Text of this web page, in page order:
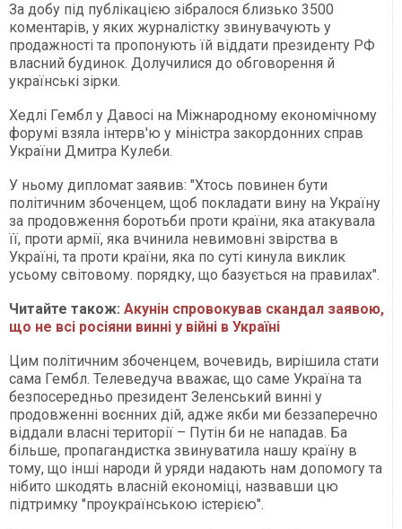
За добу під публікацією зібралося близько 3500
коментарів, у яких журналістку звинувачують у
продажності та пропонують їй віддати президенту РФ
власний будинок. Долучилися до обговорення й
українські зірки.
Хедлі Гембл у Давосі на Міжнародному економічному
форумі взяла інтерв'ю у міністра закордонних справ
України Дмитра Кулеби.
У ньому дипломат заявив: "Хтось повинен бути
політичним збоченцем, щоб покладати вину на Україну
за продовження боротьби проти країни, яка атакувала
її, проти армії, яка вчинила невимовні звірства в
Україні, та проти країни, яка по суті кинула виклик
усьому світовому. порядку, що базується на правилах".
Читайте також: Акунін спровокував скандал заявою,
що не всі росіяни винні у війні в Україні
Цим політичним збоченцем, вочевидь, вирішила стати
сама Гембл. Телеведуча вважає, що саме Україна та
безпосередньо президент Зеленський винні у
продовженні воєнних дій, адже якби ми беззаперечно
віддали власні території – Путін би не нападав. Ба
більше, пропагандистка звинуватила нашу країну в
тому, що інші народи й уряди надають нам допомогу та
нібито шкодять власній економіці, назвавши цю
підтримку "проукраїнською істерією".